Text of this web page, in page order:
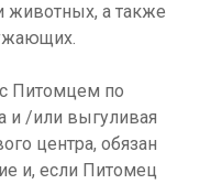
животных, а также
с Питомцем по
и /или выгуливая
центра, обязан
и, если Питомец